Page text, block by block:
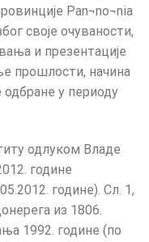
Pan¬no¬nia
своје очуваности,
и презентације
прошлости, начина
у периоду
одлуком Владе
године
године). Сл. 1,
из 1806.
1992. године (по